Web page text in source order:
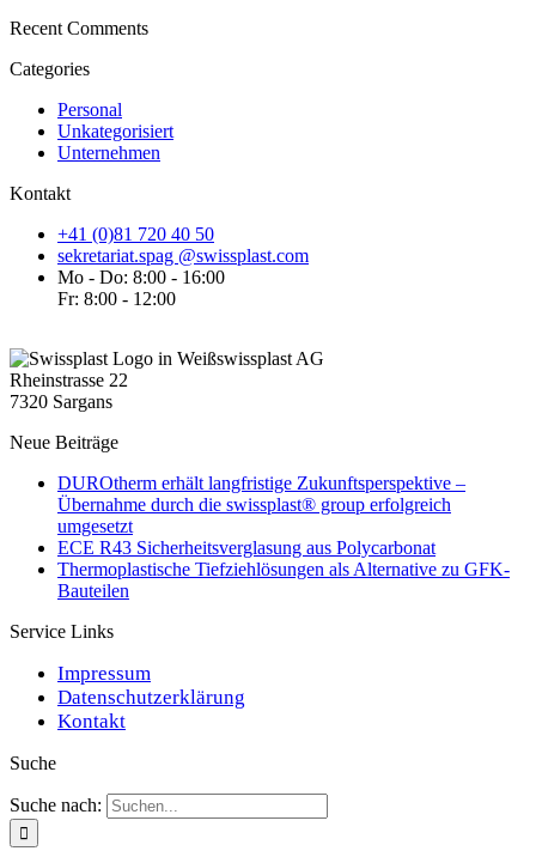
Recent Comments
Categories
Personal
Unkategorisiert
Unternehmen
Kontakt
+41 (0)81 720 40 50
sekretariat.spag @swissplast.com
Mo - Do: 8:00 - 16:00
Fr: 8:00 - 12:00
swissplast AG
Rheinstrasse 22
7320 Sargans
Neue Beiträge
DUROtherm erhält langfristige Zukunftsperspektive –
Übernahme durch die swissplast® group erfolgreich
umgesetzt
ECE R43 Sicherheitsverglasung aus Polycarbonat
Thermoplastische Tiefziehlösungen als Alternative zu GFK-
Bauteilen
Service Links
Impressum
Datenschutzerklärung
Kontakt
Suche
Suche nach: